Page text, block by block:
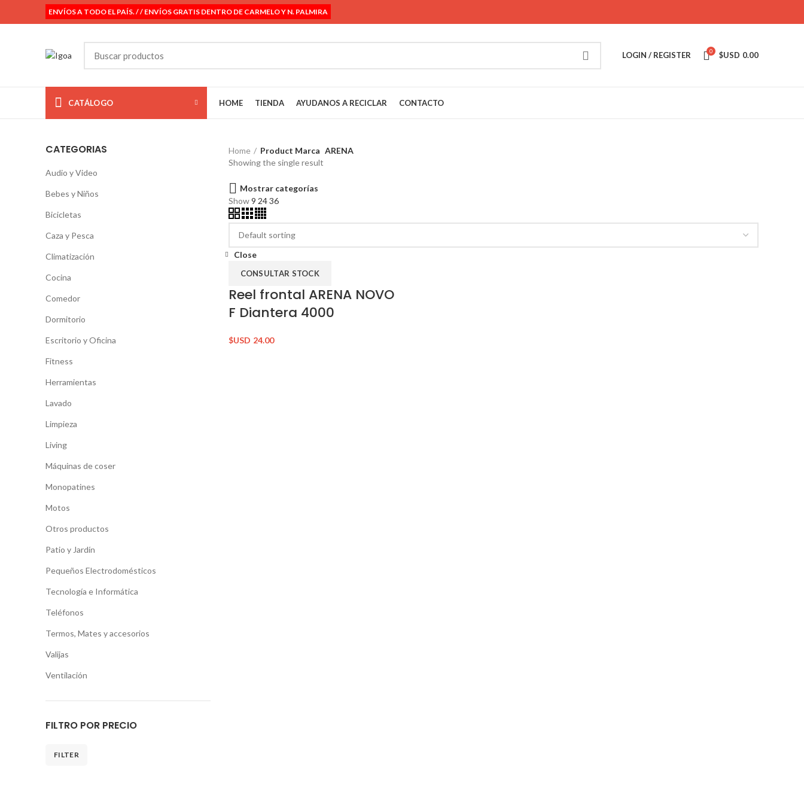
ENVÍOS A TODO EL PAÍS. / / ENVÍOS GRATIS DENTRO DE CARMELO Y N. PALMIRA
LOGIN / REGISTER 0 $USD 0.00
CATÁLOGO HOME TIENDA AYUDANOS A RECICLAR CONTACTO
CATEGORIAS
Audio y Video
Bebes y Niños
Bicicletas
Caza y Pesca
Climatización
Cocina
Comedor
Dormitorio
Escritorio y Oficina
Fitness
Herramientas
Lavado
Limpieza
Living
Máquinas de coser
Monopatines
Motos
Otros productos
Patio y Jardín
Pequeños Electrodomésticos
Tecnología e Informática
Teléfonos
Termos, Mates y accesorios
Valijas
Ventilación
FILTRO POR PRECIO
FILTER
Home Product Marca ARENA
Showing the single result
Mostrar categorías
Show9 2436
CONSULTAR STOCK
Close
Reel frontal ARENA NOVO
F Diantera 4000
$USD 24.00